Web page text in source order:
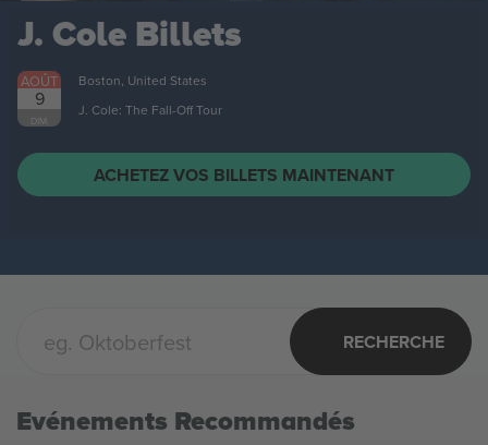
J. Cole Billets
AOÛT
9
DIM.
Boston, United States
J. Cole: The Fall-Off Tour
ACHETEZ VOS BILLETS MAINTENANT
RECHERCHE
Evénements Recommandés